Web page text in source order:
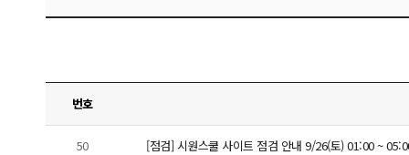
번호
50 [점검] 시원스쿨 사이트 점검 안내 9/26(토) 01:00 ~